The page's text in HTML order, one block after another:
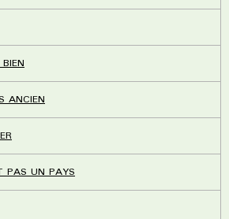
ANCIEN
PAS UN PAYS